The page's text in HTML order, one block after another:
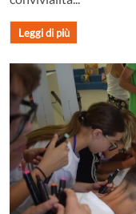
Leggi di più